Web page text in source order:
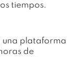
tiempos.
una plataforma
de